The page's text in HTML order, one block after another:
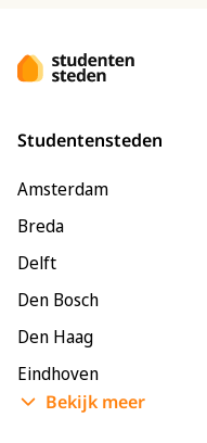
Studentensteden
Amsterdam
Breda
Delft
Den Bosch
Den Haag
Eindhoven
Enschede
Bekijk meer